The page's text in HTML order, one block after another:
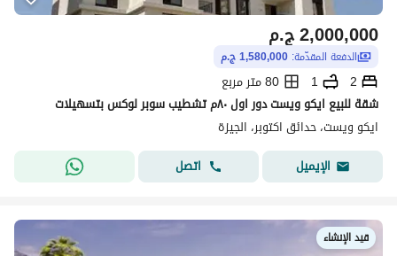
ج.م2,000,000
الدفعة المقدّمة: 1,580,000 ج.م
2
1
80 متر مربع
شقة للبيع ايكو ويست دور اول ٨٠م تشطيب سوبر لوكس بتسهيلات
ايكو ويست، حدائق اكتوبر، الجيزة
الإيميل
اتصل
قيد الإنشاء